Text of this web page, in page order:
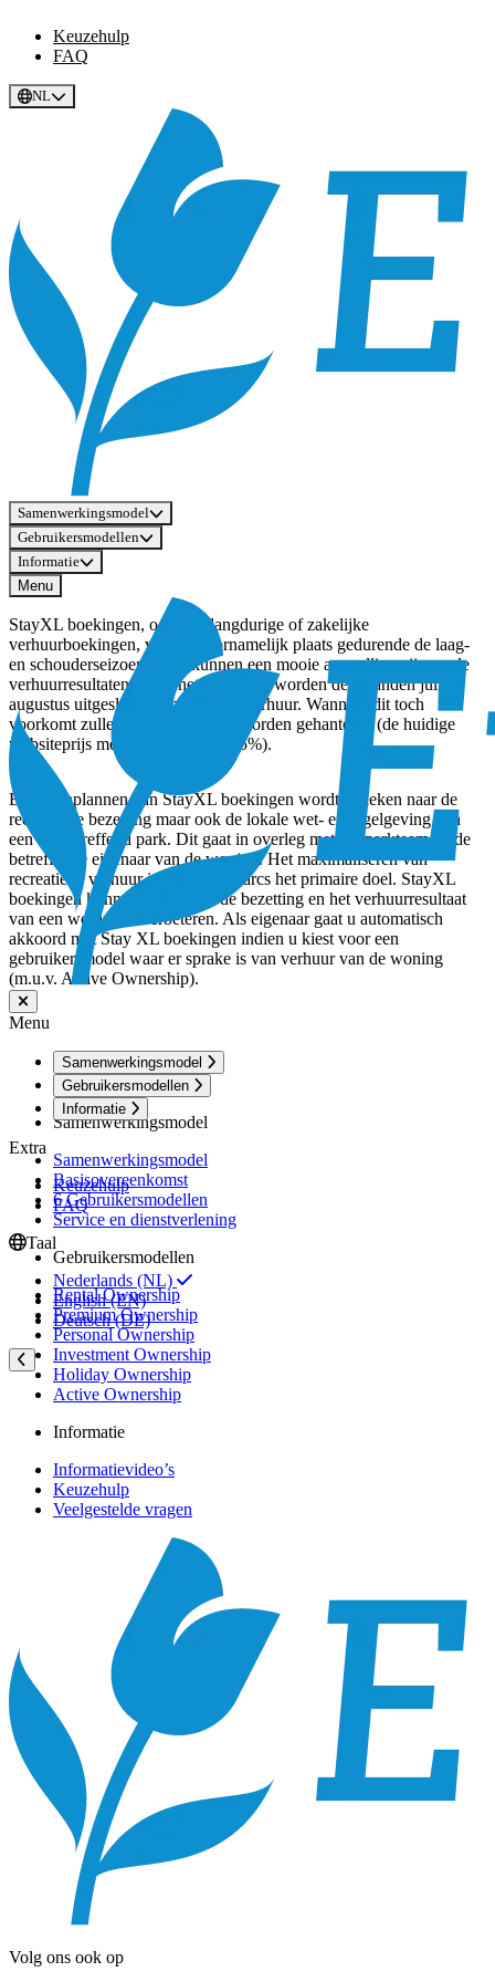
Keuzehulp
FAQ
NL
Samenwerkingsmodel
Gebruikersmodellen
Informatie
Menu
Menu
Samenwerkingsmodel
Gebruikersmodellen
Informatie
Extra
Keuzehulp
FAQ
Taal
Nederlands (NL)
English (EN)
Deutsch (DE)
StayXL boekingen, ook wel langdurige of zakelijke
verhuurboekingen, vinden voornamelijk plaats gedurende de laag-
en schouderseizoenen, en kunnen een mooie aanvulling zijn op de
verhuurresultaten. Over het algemeen worden de maanden juli en
augustus uitgesloten van StayXL-verhuur. Wanneer dit toch
voorkomt zullen hogere tarieven worden gehanteerd (de huidige
websiteprijs met een korting van 5%).
Bij het inplannen van StayXL boekingen wordt gekeken naar de
recreatieve bezetting maar ook de lokale wet- en regelgeving van
een desbetreffend park. Dit gaat in overleg met het parkteam en de
betreffende eigenaar van de woning. Het maximaliseren van
recreatieve verhuur is voor EuroParcs het primaire doel. StayXL
boekingen kunnen helpen om de bezetting en het verhuurresultaat
van een woning te verbeteren. Als eigenaar gaat u automatisch
akkoord met Stay XL boekingen indien u kiest voor een
gebruikersmodel waar er sprake is van verhuur van de woning
(m.u.v. Active Ownership).
Samenwerkingsmodel
Samenwerkingsmodel
Basisovereenkomst
6 Gebruikersmodellen
Service en dienstverlening
Gebruikersmodellen
Rental Ownership
Premium Ownership
Personal Ownership
Investment Ownership
Holiday Ownership
Active Ownership
Informatie
Informatievideo’s
Keuzehulp
Veelgestelde vragen
Volg ons ook op